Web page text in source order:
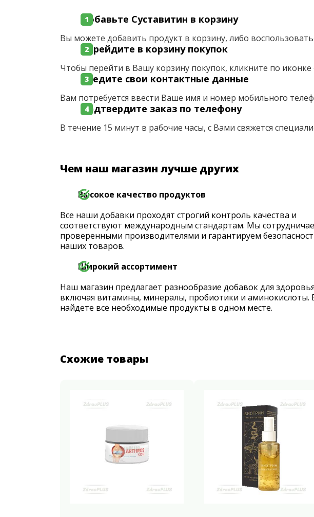
Добавьте Суставитин в корзину
Вы можете добавить продукт в корзину, либо
Перейдите в корзину покупок
Чтобы перейти в Вашу корзину покупок, кликните по иконке
Введите свои контактные данные
Вам потребуется ввести Ваше имя и номер мобильного
Подтвердите заказ по телефону
В течение 15 минут в рабочие часы, с Вами свяжется
Чем наш магазин лучше других
Высокое качество продуктов
Все наши добавки проходят строгий контроль качества и
соответствуют международным стандартам. Мы
проверенными производителями и гарантируем
наших товаров.
Широкий ассортимент
Наш магазин предлагает разнообразие добавок для
включая витамины, минералы, пробиотики и аминокислоты.
найдете все необходимые продукты в одном месте.
Схожие товары